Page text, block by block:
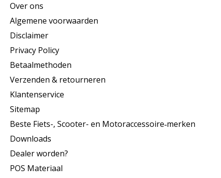
Over ons
Algemene voorwaarden
Disclaimer
Privacy Policy
Betaalmethoden
Verzenden & retourneren
Klantenservice
Sitemap
Beste Fiets-, Scooter- en Motoraccessoire‑merken
Downloads
Dealer worden?
POS Materiaal